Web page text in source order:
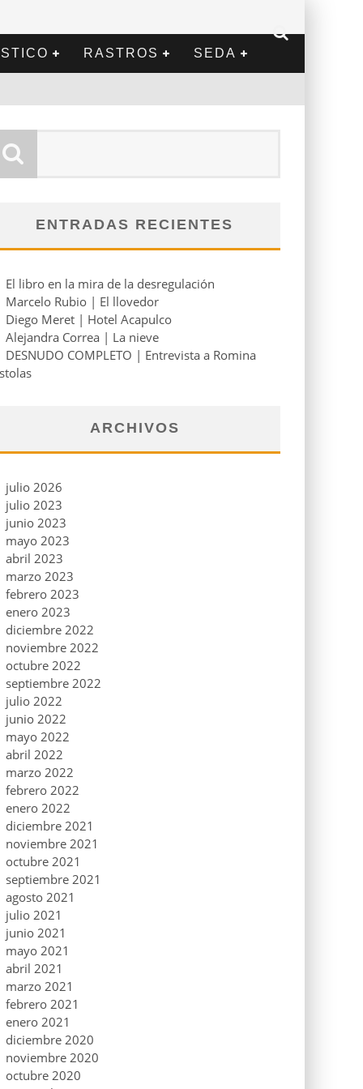
RASTROS SEDA
ENTRADAS RECIENTES
El libro en la mira de la desregulación
Marcelo Rubio | El llovedor
Diego Meret | Hotel Acapulco
Alejandra Correa | La nieve
DESNUDO COMPLETO | Entrevista a Romina
ARCHIVOS
julio 2026
julio 2023
junio 2023
mayo 2023
abril 2023
marzo 2023
febrero 2023
enero 2023
diciembre 2022
noviembre 2022
octubre 2022
septiembre 2022
julio 2022
junio 2022
mayo 2022
abril 2022
marzo 2022
febrero 2022
enero 2022
diciembre 2021
noviembre 2021
octubre 2021
septiembre 2021
agosto 2021
julio 2021
junio 2021
mayo 2021
abril 2021
marzo 2021
febrero 2021
enero 2021
diciembre 2020
noviembre 2020
octubre 2020